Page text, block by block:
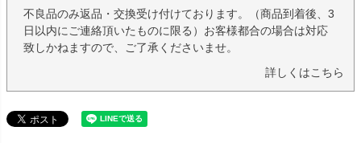
不良品のみ返品・交換受け付けております。（商品到着後、3
日以内にご連絡頂いたものに限る）お客様都合の場合は対応
致しかねますので、ご了承くださいませ。
詳しくはこちら